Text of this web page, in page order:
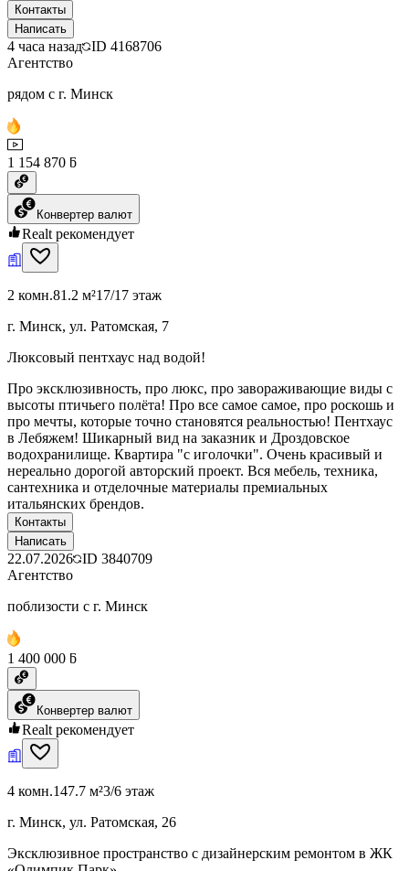
Контакты
Написать
4 часа назад ID 4168706
Агентство
рядом с г. Минск
1 154 870 ƃ
Конвертер валют
Realt рекомендует
2 комн.81.2 м²17/17 этаж
г. Минск, ул. Ратомская, 7
Люксовый пентхаус над водой!
Про эксклюзивность, про люкс, про завораживающие виды с
высоты птичьего полёта! Про все самое самое, про роскошь и
про мечты, которые точно становятся реальностью! Пентхаус
в Лебяжем! Шикарный вид на заказник и Дроздовское
водохранилище. Квартира "с иголочки". Очень красивый и
нереально дорогой авторский проект. Вся мебель, техника,
сантехника и отделочные материалы премиальных
итальянских брендов.
Контакты
Написать
22.07.2026 ID 3840709
Агентство
поблизости с г. Минск
1 400 000 ƃ
Конвертер валют
Realt рекомендует
4 комн.147.7 м²3/6 этаж
г. Минск, ул. Ратомская, 26
Эксклюзивное пространство с дизайнерским ремонтом в ЖК